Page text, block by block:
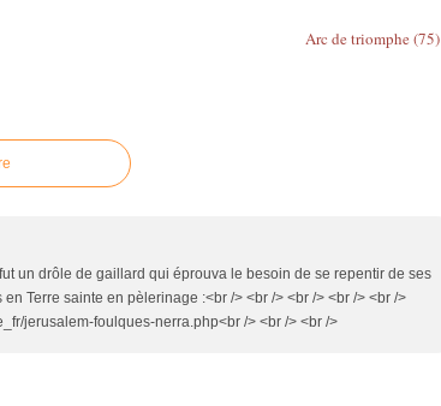
Arc de triomphe (75)
un drôle de gaillard qui éprouva le besoin de se repentir de ses
Terre sainte en pèlerinage :<br /> <br /> <br /> <br /> <br />
jerusalem-foulques-nerra.php<br /> <br /> <br />